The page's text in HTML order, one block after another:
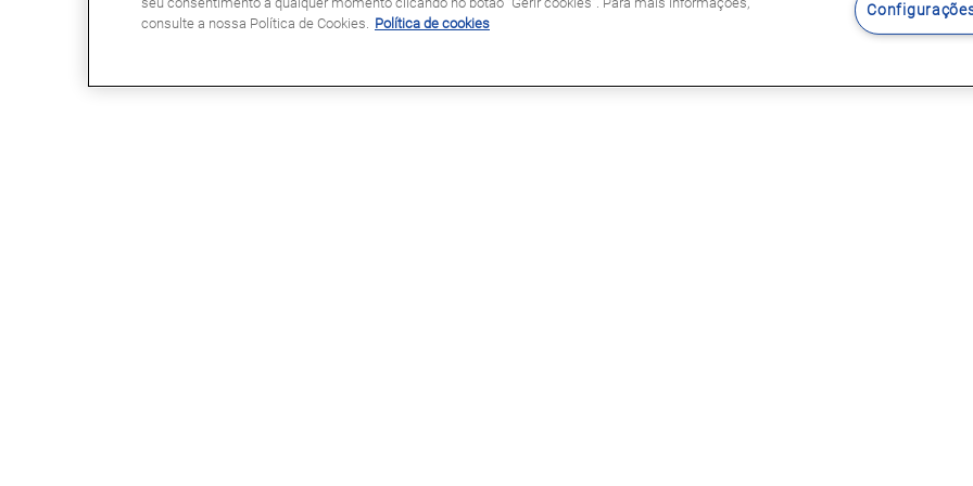
consulte a nossa Política de Cookies. Política de cookies